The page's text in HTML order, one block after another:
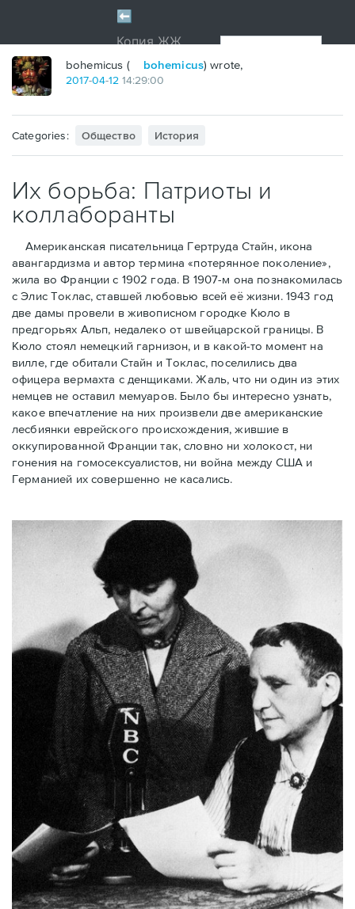
bohemicus ( bohemicus) wrote,
2017-04-12 14:29:00
Categories: Общество История
Их борьба: Патриоты и
коллаборанты
Американская писательница Гертруда Стайн, икона
авангардизма и автор термина «потерянное поколение»,
жила во Франции с 1902 года. В 1907-м она познакомилась
с Элис Токлас, ставшей любовью всей её жизни. 1943 год
две дамы провели в живописном городке Кюло в
предгорьях Альп, недалеко от швейцарской границы. В
Кюло стоял немецкий гарнизон, и в какой-то момент на
вилле, где обитали Стайн и Токлас, поселились два
офицера вермахта с денщиками. Жаль, что ни один из этих
немцев не оставил мемуаров. Было бы интересно узнать,
какое впечатление на них произвели две американские
лесбиянки еврейского происхождения, жившие в
оккупированной Франции так, словно ни холокост, ни
гонения на гомосексуалистов, ни война между США и
Германией их совершенно не касались.